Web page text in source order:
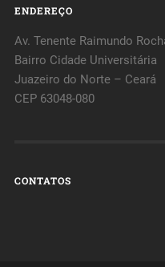
ENDEREÇO
Av. Tenente Raimundo
Bairro Cidade Universitária
Juazeiro do Norte – Ceará
CEP 63048-080
CONTATOS